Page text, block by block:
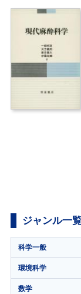
ジャンル一
科学一般
環境科学
数学